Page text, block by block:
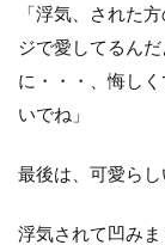
「浮気、された
ジで愛してるん
に・・・、悔し
いでね」
最後は、可愛らし
浮気されて凹み